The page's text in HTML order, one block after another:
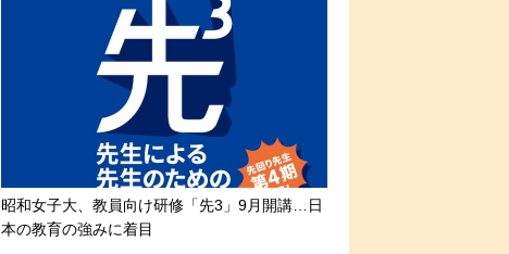
昭和女子大、教員向け研修「先3」9月開講…日
本の教育の強みに着目